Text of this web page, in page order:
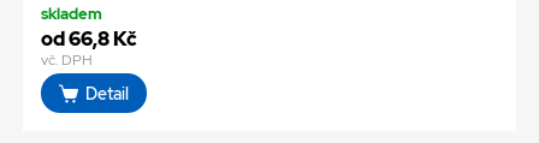
skladem
od 66,8 Kč
vč. DPH
Detail